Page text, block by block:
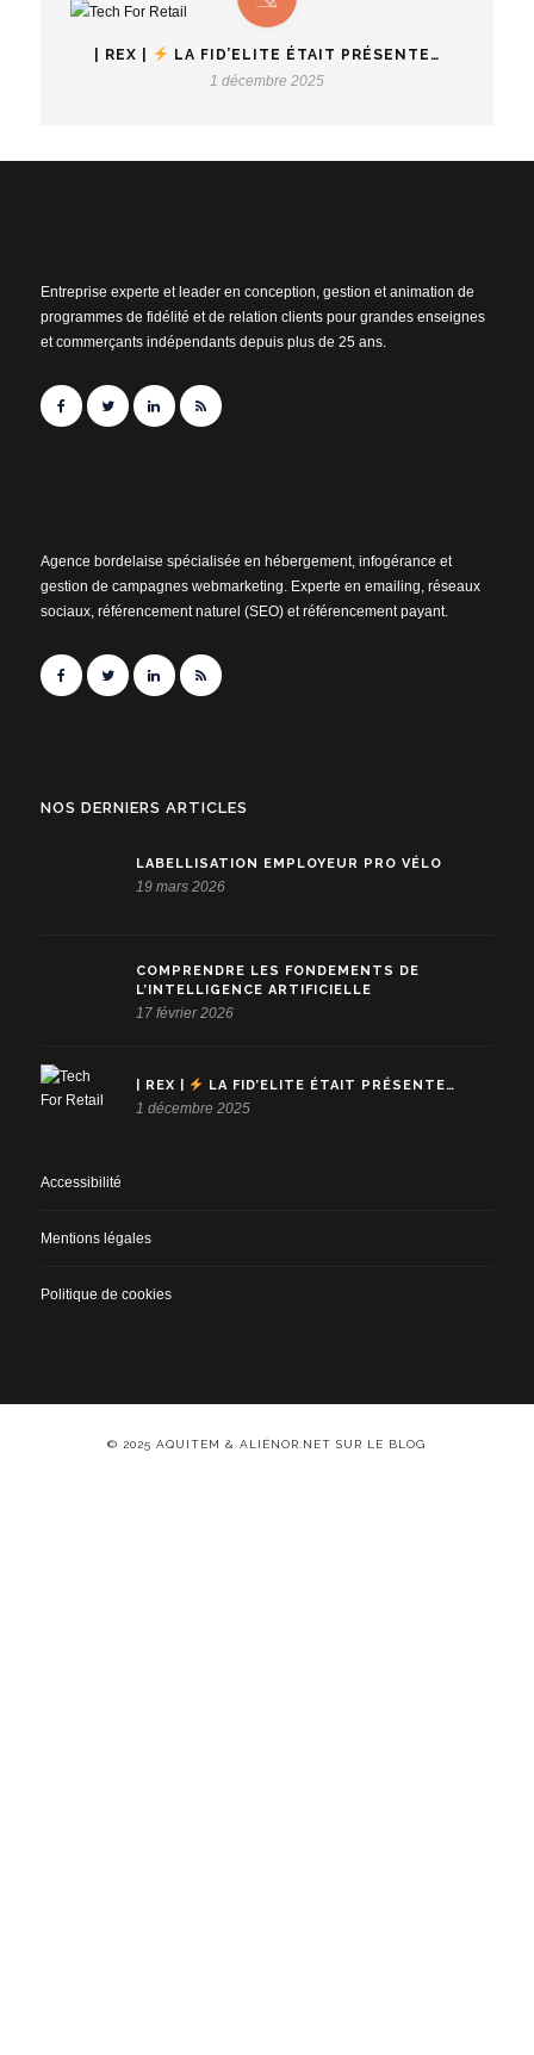
| REX |
LA FID’ELITE ÉTAIT PRÉSENTE…
1 décembre 2025
Entreprise experte et leader en conception, gestion et animation de
programmes de fidélité et de relation clients pour grandes enseignes
et commerçants indépendants depuis plus de 25 ans.
Agence bordelaise spécialisée en hébergement, infogérance et
gestion de campagnes webmarketing. Experte en emailing, réseaux
sociaux, référencement naturel (SEO) et référencement payant.
NOS DERNIERS ARTICLES
LABELLISATION EMPLOYEUR PRO VÉLO
19 mars 2026
COMPRENDRE LES FONDEMENTS DE
L’INTELLIGENCE ARTIFICIELLE
17 février 2026
| REX | LA FID’ELITE ÉTAIT PRÉSENTE…
1 décembre 2025
Accessibilité
Mentions légales
Politique de cookies
© 2025 AQUITEM & ALIÉNOR.NET SUR LE BLOG